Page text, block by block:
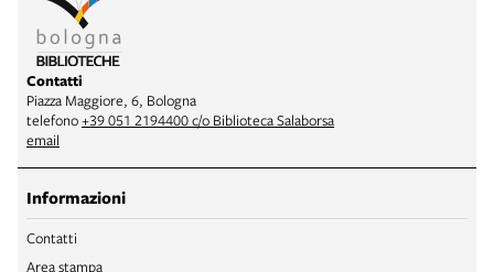
Contatti
Piazza Maggiore, 6, Bologna
telefono+39 051 2194400 c/o Biblioteca Salaborsa
email
Informazioni
Contatti
Area stampa